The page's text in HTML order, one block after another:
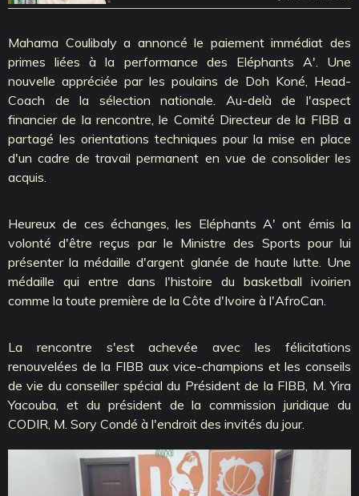
Mahama Coulibaly a annoncé le paiement immédiat des
primes liées à la performance des Eléphants A'. Une
nouvelle appréciée par les poulains de Doh Koné, Head-
Coach de la sélection nationale. Au-delà de l'aspect
financier de la rencontre, le Comité Directeur de la FIBB a
partagé les orientations techniques pour la mise en place
d'un cadre de travail permanent en vue de consolider les
acquis.
Heureux de ces échanges, les Eléphants A' ont émis la
volonté d'être reçus par le Ministre des Sports pour lui
présenter la médaille d'argent glanée de haute lutte. Une
médaille qui entre dans l'histoire du basketball ivoirien
comme la toute première de la Côte d'Ivoire à l'AfroCan.
La rencontre s'est achevée avec les félicitations
renouvelées de la FIBB aux vice-champions et les conseils
de vie du conseiller spécial du Président de la FIBB, M. Yira
Yacouba, et du président de la commission juridique du
CODIR, M. Sory Condé à l'endroit des invités du jour.